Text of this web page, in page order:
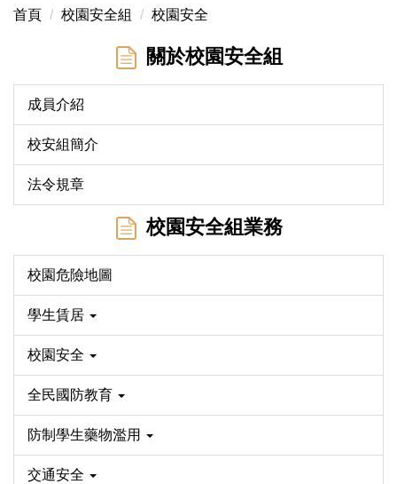
首頁 校園安全組 校園安全
關於校園安全組
成員介紹
校安組簡介
法令規章
校園安全組業務
校園危險地圖
學生賃居
校園安全
全民國防教育
防制學生藥物濫用
交通安全